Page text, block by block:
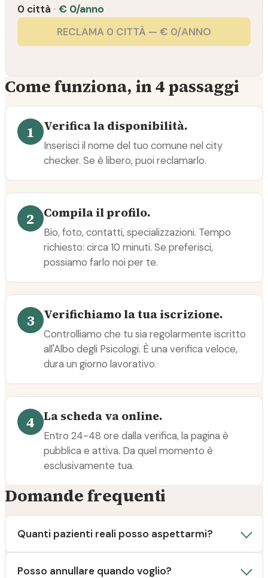
0 città · € 0/anno
RECLAMA 0 CITTÀ — € 0/ANNO
Come funziona, in 4 passaggi
1 Verifica la disponibilità.
Inserisci il nome del tuo comune nel city
checker. Se è libero, puoi reclamarlo.
2 Compila il profilo.
Bio, foto, contatti, specializzazioni. Tempo
richiesto: circa 10 minuti. Se preferisci,
possiamo farlo noi per te.
3 Verifichiamo la tua iscrizione.
Controlliamo che tu sia regolarmente iscritto
all'Albo degli Psicologi. È una verifica veloce,
dura un giorno lavorativo.
4 La scheda va online.
Entro 24-48 ore dalla verifica, la pagina è
pubblica e attiva. Da quel momento è
esclusivamente tua.
Domande frequenti
Quanti pazienti reali posso aspettarmi?
Posso annullare quando voglio?